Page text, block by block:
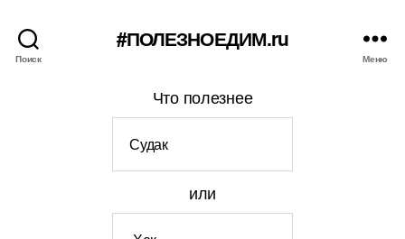
Поиск
#ПОЛЕЗНОЕДИМ.ru
Меню
Что полезнее
или